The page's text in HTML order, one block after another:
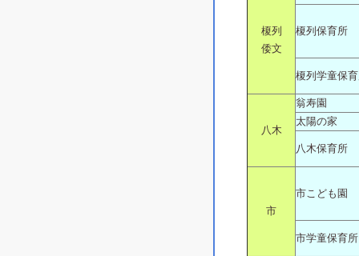
榎列
倭文
榎列保育所
榎列学童保
八木
翁寿園
太陽の家
八木保育所
市
市こども園
市学童保育所